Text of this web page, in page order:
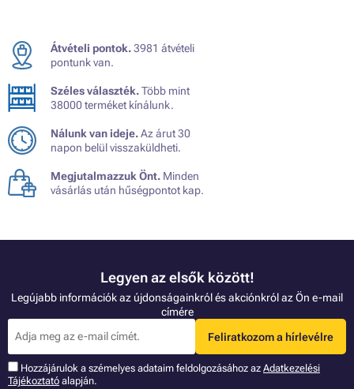
Átvételi pontok.3981 átvételi
pontunk van.
Széles választék.Több mint
38000 terméket kínálunk.
Nálunk van ideje.Az árut 30
napon belül visszaküldheti.
Megjutalmazzuk Önt. Minden
vásárlás után hűségpontot kap.
Legyen az elsők között!
Legújabb információk az újdonságainkról és akciónkról az Ön e-mail
címére
Feliratkozom a hírlevélre
Hozzájárulok a szémelyes adataim feldolgozásához az Adatkezelési
Tájékoztató alapján.